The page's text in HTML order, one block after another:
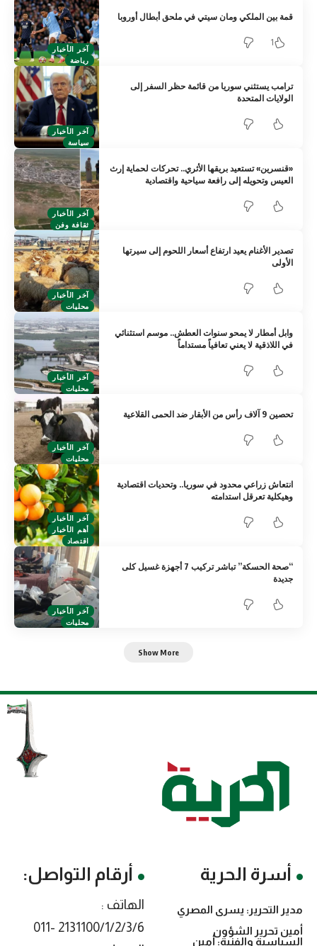
آخر الأخبار
رياضة
قمة بين الملكي ومان سيتي في ملحق أبطال أوروبا
1
آخر الأخبار
سياسة
ترامب يستثني سوريا من قائمة حظر السفر إلى
الولايات المتحدة
آخر الأخبار
ثقافة وفن
«قنسرين» تستعيد بريقها الأثري.. تحركات لحماية إرث
العيس وتحويله إلى رافعة سياحية واقتصادية
آخر الأخبار
محليات
تصدير الأغنام يعيد ارتفاع أسعار اللحوم إلى سيرتها
الأولى
آخر الأخبار
محليات
وابل أمطار لا يمحو سنوات العطش.. موسم استثنائي
في اللاذقية لا يعني تعافياً مستداماً
آخر الأخبار
محليات
تحصين 9 آلاف رأس من الأبقار ضد الحمى القلاعية
آخر الأخبار
أهم الأخبار
اقتصاد
انتعاش زراعي محدود في سوريا.. وتحديات اقتصادية
وهيكلية تعرقل استدامته
آخر الأخبار
محليات
“صحة الحسكة” تباشر تركيب 7 أجهزة غسيل كلى
جديدة
Show More
أسرة الحرية
مدير التحرير: يسرى المصري
أمين تحرير الشؤون
السياسية والفنية: أمين
أرقام التواصل:
الهاتف :
2131100/1/2/3/6 -011